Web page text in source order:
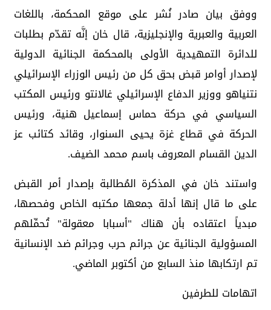
ووفق بيان صادر نُشر على موقع المحكمة، باللغات
العربية والعبرية والإنجليزية، قال خان إنَّه تقدّم بطلبات
للدائرة التمهيدية الأولى بالمحكمة الجنائية الدولية
لإصدار أوامر قبض بحق كل من رئيس الوزراء الإسرائيلي
نتنياهو ووزير الدفاع الإسرائيلي غالانتو ورئيس المكتب
السياسي في حركة حماس إسماعيل هنية، ورئيس
الحركة في قطاع غزة يحيى السنوار، وقائد كتائب عز
الدين القسام المعروف باسم محمد الضيف.
واستند خان في المذكرة المُطالبة بإصدار أمر القبض
على ما قال إنها أدلة جمعها مكتبه الخاص وفحصها،
مبدياً اعتقاده بأن هناك "أسبابا معقولة" تُحمِّلهم
المسؤولية الجنائية عن جرائم حرب وجرائم ضد الإنسانية
تم ارتكابها منذ السابع من أكتوبر الماضي.
اتهامات للطرفين